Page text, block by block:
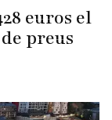
euros el
preus